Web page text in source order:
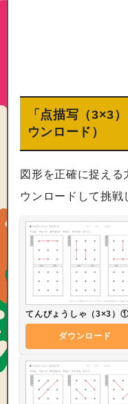
「点描写（3×3
ウンロード）
図形を正確に捉え
ウンロードして挑戦
てんびょうしゃ（3×3）
ダウンロード